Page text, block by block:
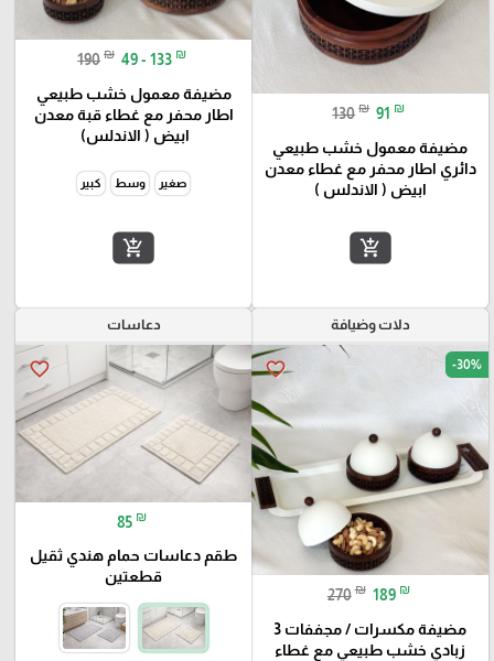
130 ₪ 91 ₪
مضيفة معمول خشب طبيعي
دائري اطار محفر مع غطاء معدن
ابيض ( الاندلس )
add_shopping_cart
190 ₪ 49 - 133 ₪
مضيفة معمول خشب طبيعي
اطار محفر مع غطاء قبة معدن
ابيض ( الاندلس)
صغير وسط كبير
add_shopping_cart
دلات وضيافة
favorite_border -30%
270 ₪ 189 ₪
مضيفة مكسرات / مجففات 3
زبادي خشب طبيعي مع غطاء
دعاسات
favorite_border
85 ₪
طقم دعاسات حمام هندي ثقيل
قطعتين